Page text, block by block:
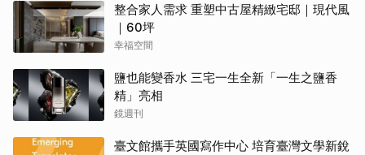
整合家人需求 重塑中古屋精緻宅邸｜現代風
｜60坪
幸福空間
鹽也能變香水 三宅一生全新「一生之鹽香
精」亮相
鏡週刊
臺文館攜手英國寫作中心 培育臺灣文學新銳